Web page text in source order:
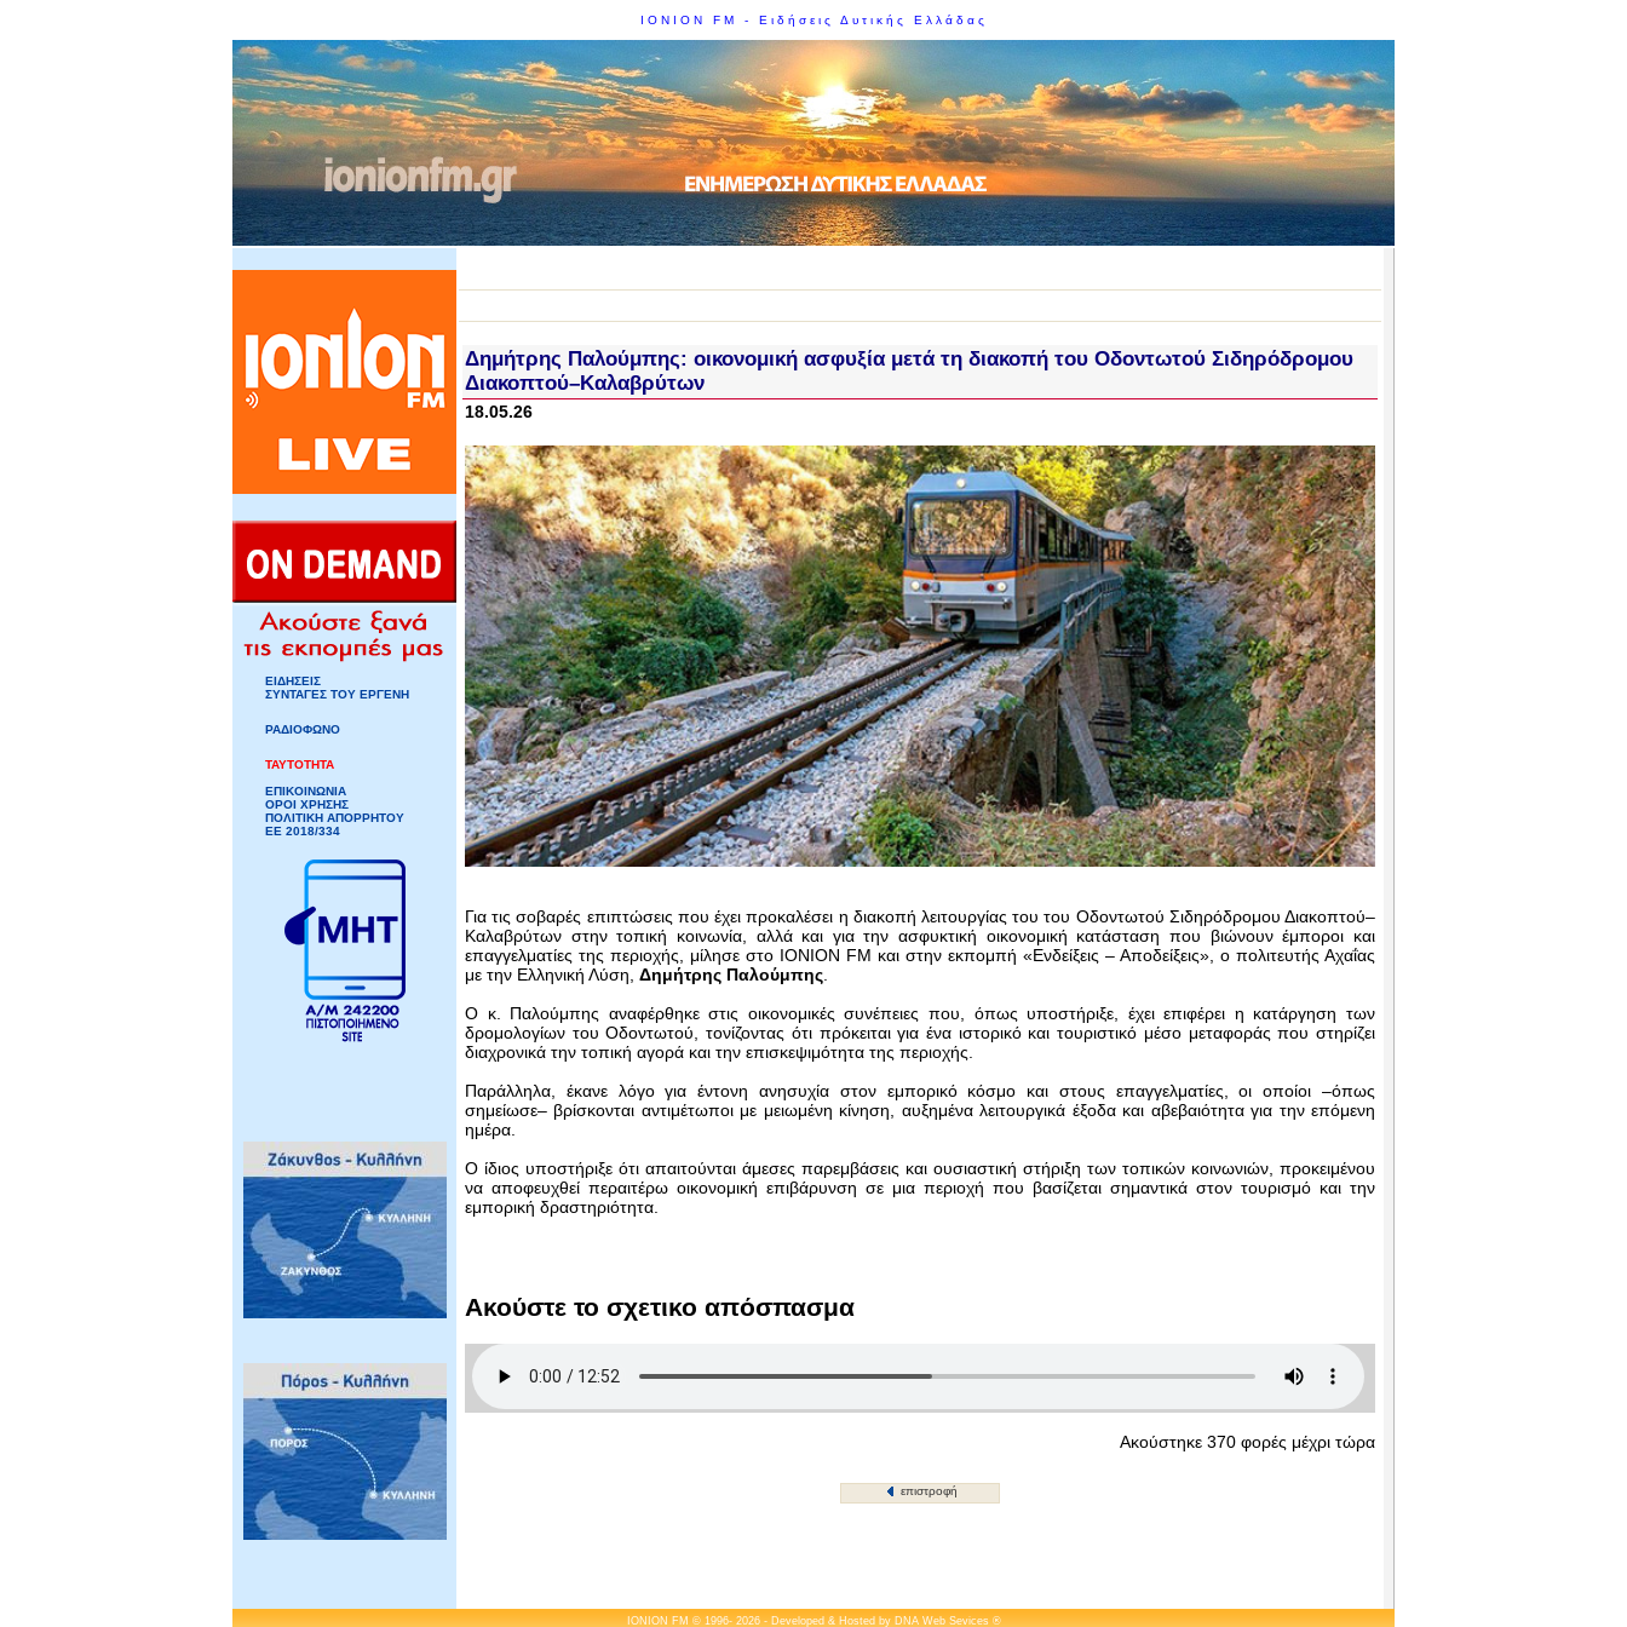
IONION FM - Ειδήσεις Δυτικής Ελλάδας
ΕΙΔΗΣΕΙΣ
ΣΥΝΤΑΓΕΣ ΤΟΥ ΕΡΓΕΝΗ
ΡΑΔΙΟΦΩΝΟ
ΤΑΥΤΟΤΗΤΑ
ΕΠΙΚΟΙΝΩΝΙΑ
ΟΡΟΙ ΧΡΗΣΗΣ
ΠΟΛΙΤΙΚΗ ΑΠΟΡΡΗΤΟΥ
ΕΕ 2018/334
Δημήτρης Παλούμπης: οικονομική ασφυξία μετά τη διακοπή του Οδοντωτού Σιδηρόδρομου
Διακοπτού–Καλαβρύτων
18.05.26
Για τις σοβαρές επιπτώσεις που έχει προκαλέσει η διακοπή λειτουργίας του του Οδοντωτού Σιδηρόδρομου Διακοπτού–
Καλαβρύτων στην τοπική κοινωνία, αλλά και για την ασφυκτική οικονομική κατάσταση που βιώνουν έμποροι και
επαγγελματίες της περιοχής, μίλησε στο IONION FM και στην εκπομπή «Ενδείξεις – Αποδείξεις», ο πολιτευτής Αχαΐας
με την Ελληνική Λύση, Δημήτρης Παλούμπης
Ο κ. Παλούμπης αναφέρθηκε στις οικονομικές συνέπειες που, όπως υποστήριξε, έχει επιφέρει η κατάργηση των
δρομολογίων του Οδοντωτού, τονίζοντας ότι πρόκειται για ένα ιστορικό και τουριστικό μέσο μεταφοράς που στηρίζει
διαχρονικά την τοπική αγορά και την επισκεψιμότητα της περιοχής.
Παράλληλα, έκανε λόγο για έντονη ανησυχία στον εμπορικό κόσμο και στους επαγγελματίες, οι οποίοι –όπως
σημείωσε– βρίσκονται αντιμέτωποι με μειωμένη κίνηση, αυξημένα λειτουργικά έξοδα και αβεβαιότητα για την επόμενη
ημέρα.
Ο ίδιος υποστήριξε ότι απαιτούνται άμεσες παρεμβάσεις και ουσιαστική στήριξη των τοπικών κοινωνιών, προκειμένου
να αποφευχθεί περαιτέρω οικονομική επιβάρυνση σε μια περιοχή που βασίζεται σημαντικά στον τουρισμό και την
εμπορική δραστηριότητα.
Ακούστε το σχετικο απόσπασμα
Ακούστηκε 370 φορές μέχρι τώρα
επιστροφή
IONION FM © 1996- 2026 - Developed & Hosted by DNA Web Sevices®